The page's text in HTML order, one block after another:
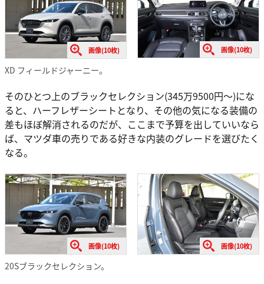
画像(10枚) 画像(10枚)
XD フィールドジャーニー。
そのひとつ上のブラックセレクション(345万9500円〜)にな
ると、ハーフレザーシートとなり、その他の気になる装備の
差もほぼ解消されるのだが、ここまで予算を出していいなら
ば、マツダ車の売りである好きな内装のグレードを選びたく
なる。
画像(10枚) 画像(10枚)
20Sブラックセレクション。